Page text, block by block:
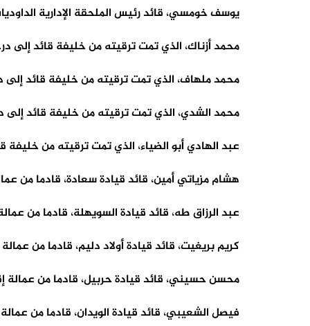
يوسف خومسي، قائد رئيس الملحقة الإدارية
محمد أزناك، الذي تمت ترقيته من خليفة قائد إلى
محمد ملهاف، الذي تمت ترقيته من خليفة قائد إلى
محمد الشدي، الذي تمت ترقيته من خليفة قائد إلى
عبد الهادي أبو الضياء، الذي تمت ترقيته من
هشام مزياتي أمين، قائد قيادة سعادة، قادما من
عبد الرزاق طه، قائد قيادة السويهلة، قادما من
كريم بريغيت، قائد قيادة أولاد دليم، قادما من
محسن حسيني، قائد قيادة حربيل، قادما من عمالة
فيصل الشعيبي، قائد قيادة الويدان، قادما من